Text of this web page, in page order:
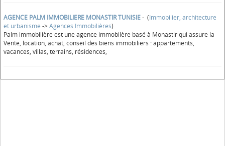
AGENCE PALM IMMOBILIERE MONASTIR TUNISIE- (Immobilier, architecture
et urbanisme ->Agences Immobilières)
Palm immobilière est une agence immobilère basé à Monastir qui assure la
Vente, location, achat, conseil des biens immobiliers : appartements,
vacances, villas, terrains, résidences,